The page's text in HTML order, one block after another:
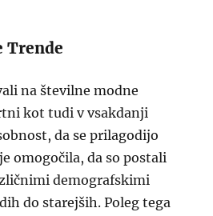
Trende
na številne modne
kot tudi v vsakdanji
da se prilagodijo
omogočila, da so postali
demografskimi
do starejših. Poleg tega